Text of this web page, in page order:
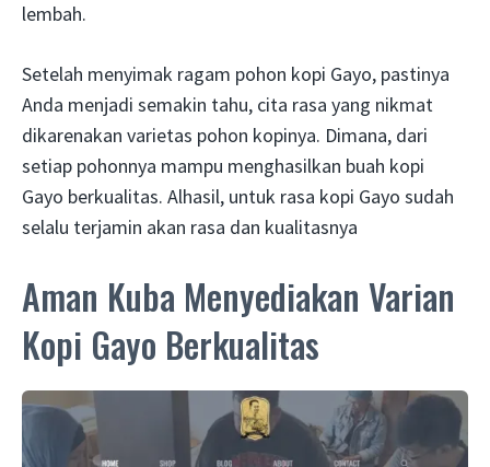
lembah.
Setelah menyimak ragam pohon kopi Gayo, pastinya
Anda menjadi semakin tahu, cita rasa yang nikmat
dikarenakan varietas pohon kopinya. Dimana, dari
setiap pohonnya mampu menghasilkan buah kopi
Gayo berkualitas. Alhasil, untuk rasa kopi Gayo sudah
selalu terjamin akan rasa dan kualitasnya
Aman Kuba Menyediakan Varian
Kopi Gayo Berkualitas